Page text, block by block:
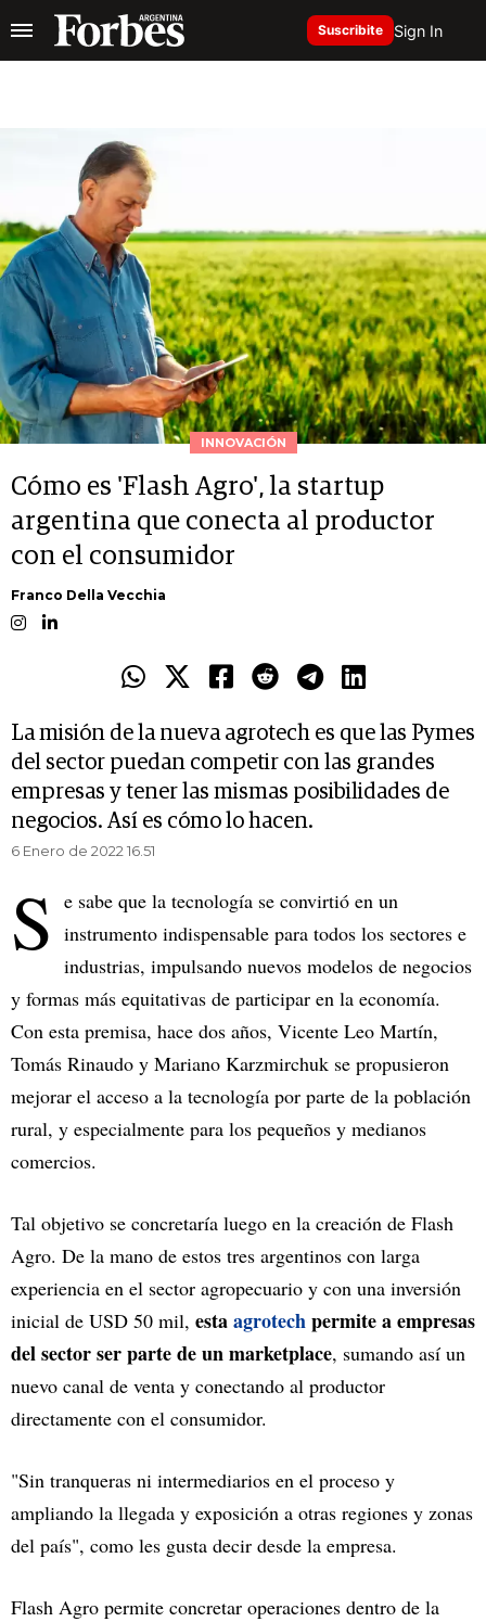
Suscribite Sign In
INNOVACIÓN
Cómo es 'Flash Agro', la startup
argentina que conecta al productor
con el consumidor
Franco Della Vecchia
La misión de la nueva agrotech es que las Pymes
del sector puedan competir con las grandes
empresas y tener las mismas posibilidades de
negocios. Así es cómo lo hacen.
6 Enero de 2022 16.51
S e sabe que la tecnología se convirtió en un
instrumento indispensable para todos los sectores e
industrias, impulsando nuevos modelos de negocios
y formas más equitativas de participar en la economía.
Con esta premisa, hace dos años, Vicente Leo Martín,
Tomás Rinaudo y Mariano Karzmirchuk se propusieron
mejorar el acceso a la tecnología por parte de la población
rural, y especialmente para los pequeños y medianos
comercios.
Tal objetivo se concretaría luego en la creación de Flash
Agro. De la mano de estos tres argentinos con larga
experiencia en el sector agropecuario y con una inversión
inicial de USD 50 mil, estaagrotechpermite a empresas
del sector ser parte de un marketplace, sumando así un
nuevo canal de venta y conectando al productor
directamente con el consumidor.
"Sin tranqueras ni intermediarios en el proceso y
ampliando la llegada y exposición a otras regiones y zonas
del país", como les gusta decir desde la empresa.
Flash Agro permite concretar operaciones dentro de la